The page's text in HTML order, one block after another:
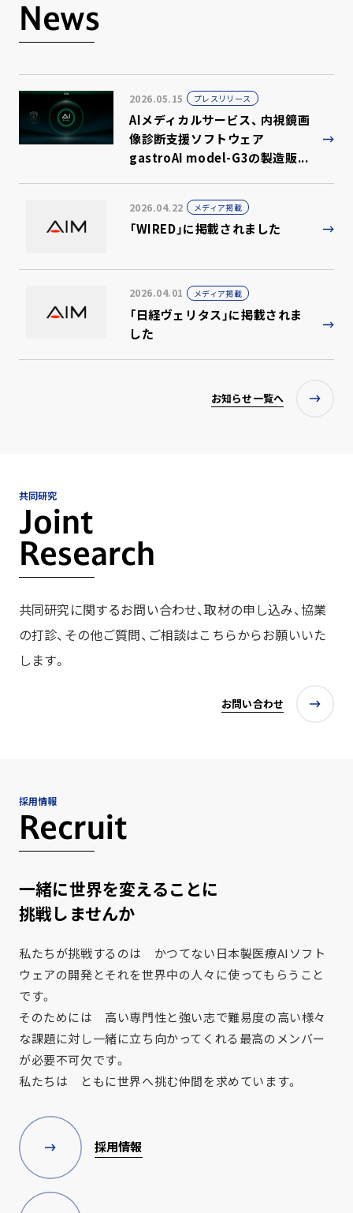
News
2026.05.15 プレスリリース
AIメディカルサービス、 内視鏡画
像診断支援ソフトウェア
gastroAI model-G3の製造販...
2026.04.22 メディア掲載
「WIRED」に掲載されました
2026.04.01 メディア掲載
「日経ヴェリタス」に掲載されま
した
お知らせ一覧へ
共同研究
Joint
Research
共同研究に関するお問い合わせ、取材の申し込み、協業
の打診、その他ご質問、ご相談はこちらからお願いいた
します。
お問い合わせ
採用情報
Recruit
一緒に世界を変えることに
挑戦しませんか
私たちが挑戦するのは かつてない日本製医療AIソフト
ウェアの開発とそれを世界中の人々に使ってもらうこと
です。
そのためには 高い専門性と強い志で難易度の高い様々
な課題に対し一緒に立ち向かってくれる最高のメンバー
が必要不可欠です。
私たちは ともに世界へ挑む仲間を求めています。
採用情報